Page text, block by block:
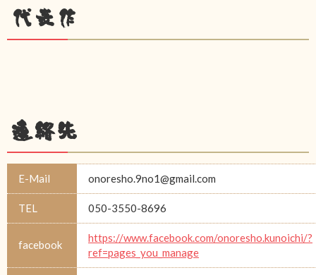
代表作
連絡先
E-Mail onoresho.9no1@gmail.com
TEL 050-3550-8696
facebook
https://www.facebook.com/onoresho.kunoichi/?
ref=pages_you_manage